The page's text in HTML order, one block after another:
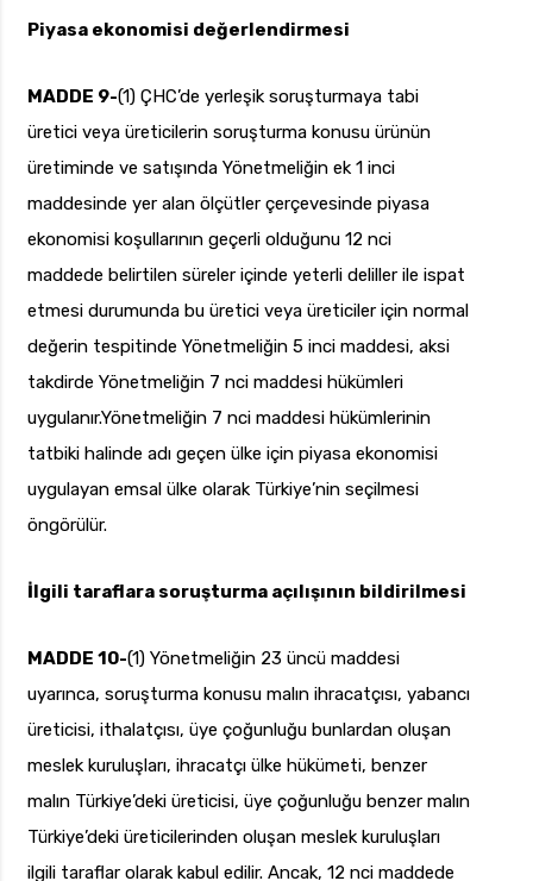
Piyasa ekonomisi değerlendirmesi
MADDE 9-(1) ÇHC’de yerleşik soruşturmaya tabi
üretici veya üreticilerin soruşturma konusu ürünün
üretiminde ve satışında Yönetmeliğin ek 1 inci
maddesinde yer alan ölçütler çerçevesinde piyasa
ekonomisi koşullarının geçerli olduğunu 12 nci
maddede belirtilen süreler içinde yeterli deliller ile ispat
etmesi durumunda bu üretici veya üreticiler için normal
değerin tespitinde Yönetmeliğin 5 inci maddesi, aksi
takdirde Yönetmeliğin 7 nci maddesi hükümleri
uygulanır.Yönetmeliğin 7 nci maddesi hükümlerinin
tatbiki halinde adı geçen ülke için piyasa ekonomisi
uygulayan emsal ülke olarak Türkiye’nin seçilmesi
öngörülür.
İlgili taraflara soruşturma açılışının bildirilmesi
MADDE 10-(1) Yönetmeliğin 23 üncü maddesi
uyarınca, soruşturma konusu malın ihracatçısı, yabancı
üreticisi, ithalatçısı, üye çoğunluğu bunlardan oluşan
meslek kuruluşları, ihracatçı ülke hükümeti, benzer
malın Türkiye’deki üreticisi, üye çoğunluğu benzer malın
Türkiye’deki üreticilerinden oluşan meslek kuruluşları
ilgili taraflar olarak kabul edilir. Ancak, 12 nci maddede